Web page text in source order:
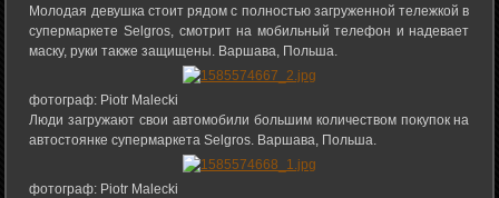
Молодая девушка стоит рядом с полностью загруженной тележкой в
супермаркете Selgros, смотрит на мобильный телефон и надевает
маску, руки также защищены. Варшава, Польша.
фотограф: Piotr Malecki
Люди загружают свои автомобили большим количеством покупок на
автостоянке супермаркета Selgros. Варшава, Польша.
фотограф: Piotr Malecki